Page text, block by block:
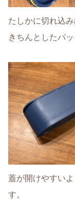
たしかに切れ込
きちんとしたパ
蓋が開けやすい
す。